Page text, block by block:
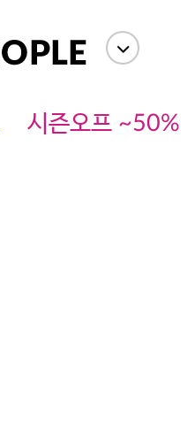
시즌오프 ~50%